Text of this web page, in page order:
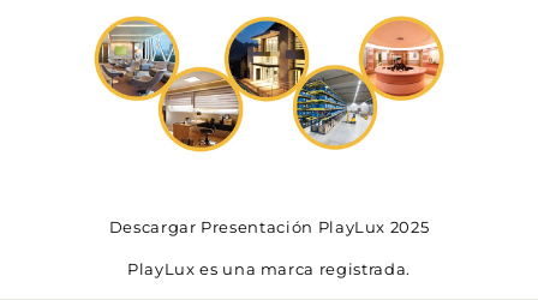
Descargar Presentación PlayLux 2025
PlayLux es una marca registrada.